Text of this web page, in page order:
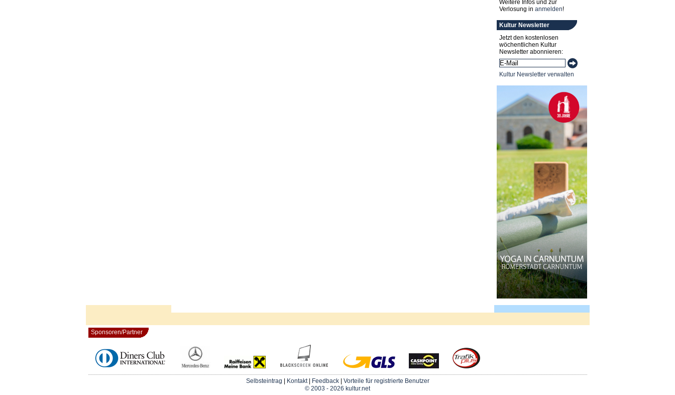
Weitere Infos und zur
Verlosung in anmelden!
Kultur Newsletter
Jetzt den kostenlosen
wöchentlichen Kultur
Newsletter abonnieren:
Kultur Newsletter verwalten
Sponsoren/Partner
Selbsteintrag Kontakt| Feedback| Vorteile für registrierte Benutzer
© 2003 - 2026 kultur.net